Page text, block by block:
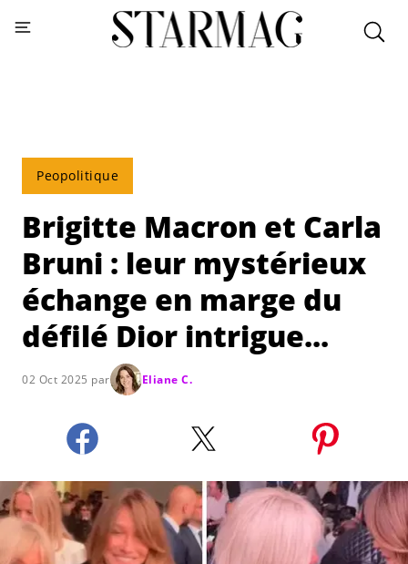
Peopolitique
Brigitte Macron et Carla
Bruni : leur mystérieux
échange en marge du
défilé Dior intrigue...
02 Oct 2025 par Eliane C.